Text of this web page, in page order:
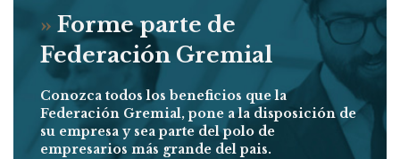
» Forme parte de
Federación Gremial
Conozca todos los beneficios que la
Federación Gremial, pone a la disposición de
su empresa y sea parte del polo de
empresarios más grande del pais.